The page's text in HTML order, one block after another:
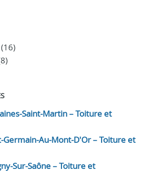
(16)
Saint-Martin – Toiture et
Germain-Au-Mont-D'Or – Toiture et
Sur-Saône – Toiture et